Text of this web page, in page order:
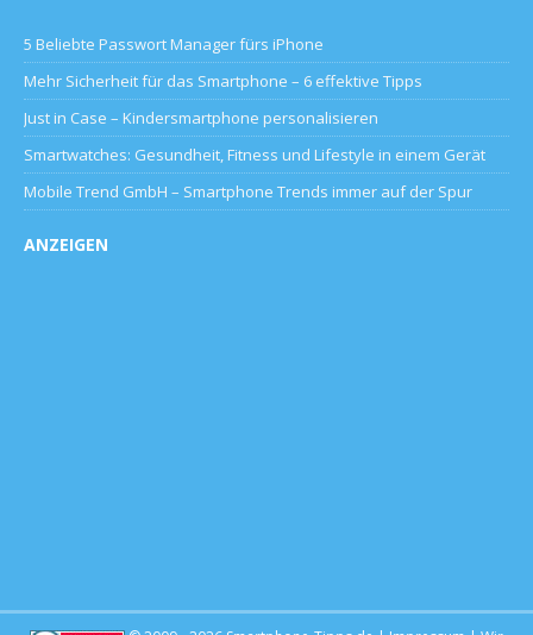
5 Beliebte Passwort Manager fürs iPhone
Mehr Sicherheit für das Smartphone – 6 effektive Tipps
Just in Case – Kindersmartphone personalisieren
Smartwatches: Gesundheit, Fitness und Lifestyle in einem Gerät
Mobile Trend GmbH – Smartphone Trends immer auf der Spur
ANZEIGEN